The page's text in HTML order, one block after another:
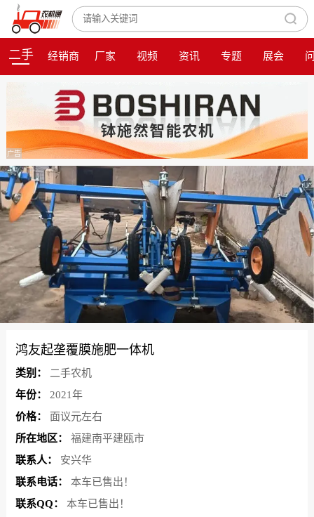
二手 经销商 厂家 视频 资讯 专题 展会
广告
鸿友起垄覆膜施肥一体机
类别：
二手农机
年份：
2021年
价格：
面议元左右
所在地区：
福建南平建瓯市
联系人：
安兴华
联系电话：
本车已售出！
联系QQ：
本车已售出！